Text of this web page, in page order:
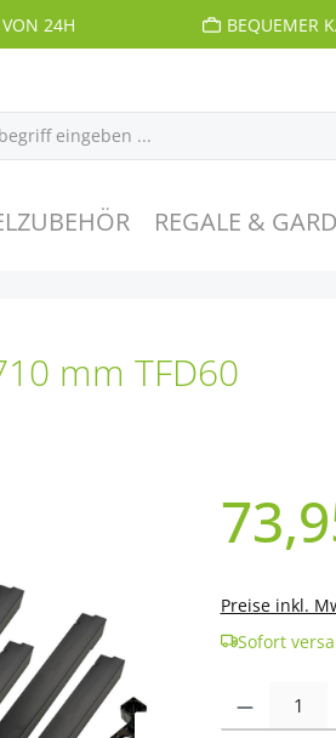
24H BEQUEMER
REGALE &
mm TFD60
Regulärer
Preise inkl.
Sofort
Produkt